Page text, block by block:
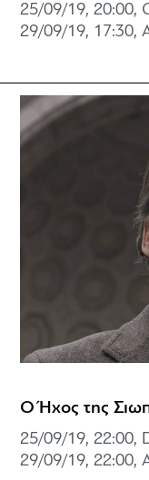
25/09/19, 20:00,
29/09/19, 17:30,
Ο Ήχος της
25/09/19, 22:00,
29/09/19, 22:00,